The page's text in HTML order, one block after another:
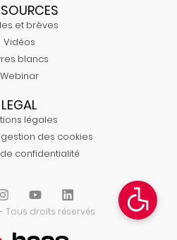
et brèves
Vidéos
blancs
Webinar
LEGAL
légales
des cookies
confidentialité
Tous droits réservés